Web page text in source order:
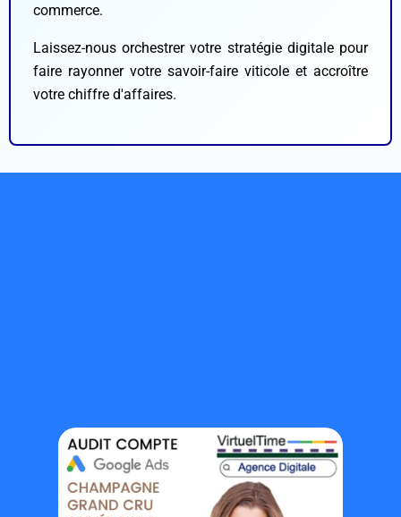
commerce.
Laissez-nous orchestrer votre stratégie digitale pour
faire rayonner votre savoir-faire viticole et accroître
votre chiffre d'affaires.